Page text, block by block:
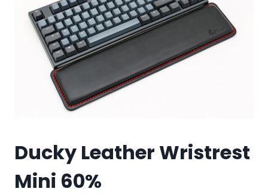
Ducky Leather Wristrest
Mini 60%